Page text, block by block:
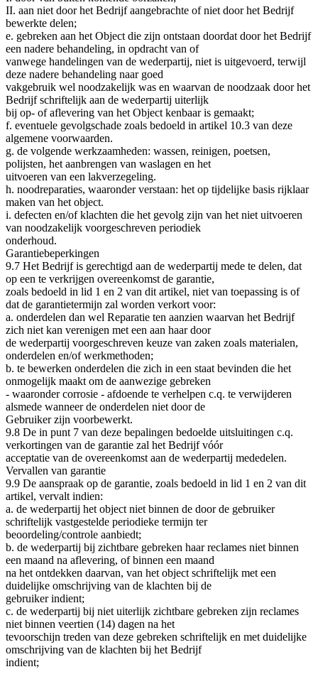
II. aan niet door het Bedrijf aangebrachte of niet door het Bedrijf
bewerkte delen;
e. gebreken aan het Object die zijn ontstaan doordat door het Bedrijf
een nadere behandeling, in opdracht van of
vanwege handelingen van de wederpartij, niet is uitgevoerd, terwijl
deze nadere behandeling naar goed
vakgebruik wel noodzakelijk was en waarvan de noodzaak door het
Bedrijf schriftelijk aan de wederpartij uiterlijk
bij op- of aflevering van het Object kenbaar is gemaakt;
f. eventuele gevolgschade zoals bedoeld in artikel 10.3 van deze
algemene voorwaarden.
g. de volgende werkzaamheden: wassen, reinigen, poetsen,
polijsten, het aanbrengen van waslagen en het
uitvoeren van een lakverzegeling.
h. noodreparaties, waaronder verstaan: het op tijdelijke basis rijklaar
maken van het object.
i. defecten en/of klachten die het gevolg zijn van het niet uitvoeren
van noodzakelijk voorgeschreven periodiek
onderhoud.
Garantiebeperkingen
9.7 Het Bedrijf is gerechtigd aan de wederpartij mede te delen, dat
op een te verkrijgen overeenkomst de garantie,
zoals bedoeld in lid 1 en 2 van dit artikel, niet van toepassing is of
dat de garantietermijn zal worden verkort voor:
a. onderdelen dan wel Reparatie ten aanzien waarvan het Bedrijf
zich niet kan verenigen met een aan haar door
de wederpartij voorgeschreven keuze van zaken zoals materialen,
onderdelen en/of werkmethoden;
b. te bewerken onderdelen die zich in een staat bevinden die het
onmogelijk maakt om de aanwezige gebreken
- waaronder corrosie - afdoende te verhelpen c.q. te verwijderen
alsmede wanneer de onderdelen niet door de
Gebruiker zijn voorbewerkt.
9.8 De in punt 7 van deze bepalingen bedoelde uitsluitingen c.q.
verkortingen van de garantie zal het Bedrijf vóór
acceptatie van de overeenkomst aan de wederpartij mededelen.
Vervallen van garantie
9.9 De aanspraak op de garantie, zoals bedoeld in lid 1 en 2 van dit
artikel, vervalt indien:
a. de wederpartij het object niet binnen de door de gebruiker
schriftelijk vastgestelde periodieke termijn ter
beoordeling/controle aanbiedt;
b. de wederpartij bij zichtbare gebreken haar reclames niet binnen
een maand na aflevering, of binnen een maand
na het ontdekken daarvan, van het object schriftelijk met een
duidelijke omschrijving van de klachten bij de
gebruiker indient;
c. de wederpartij bij niet uiterlijk zichtbare gebreken zijn reclames
niet binnen veertien (14) dagen na het
tevoorschijn treden van deze gebreken schriftelijk en met duidelijke
omschrijving van de klachten bij het Bedrijf
indient;